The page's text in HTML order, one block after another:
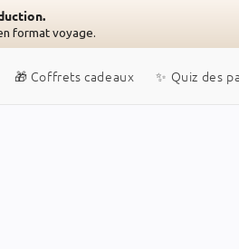
format voyage.
🎁 Coffrets cadeaux ✨ Quiz des